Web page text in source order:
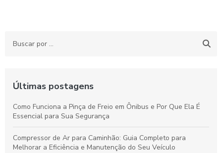
Últimas postagens
Como Funciona a Pinça de Freio em Ônibus e Por Que Ela É
Essencial para Sua Segurança
Compressor de Ar para Caminhão: Guia Completo para
Melhorar a Eficiência e Manutenção do Seu Veículo